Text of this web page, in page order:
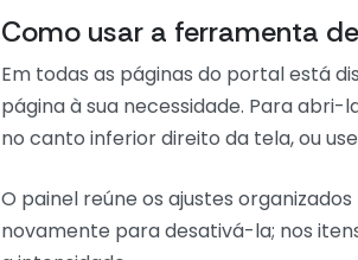
Como usar a ferramenta
Em todas as páginas do portal está
página à sua necessidade. Para
no canto inferior direito da tela, ou
O painel reúne os ajustes
novamente para desativá-la; nos